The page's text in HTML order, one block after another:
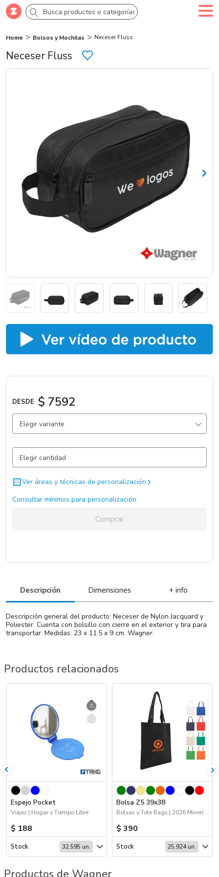
Comprar Crea tu cuenta
Categorías
Campañas
Logo 24hs
Marcas
Neceser Fluss
Home Bolsos y Mochilas Neceser Fluss
DESDE $ 7592
Elegir variante
Negro / Negro / . 467 un.
Ver áreas y técnicas de personalización
Consultar mínimos para personalización.
Comprar
Descripción Dimensiones + info
Descripción general del producto: Neceser de Nylon Jacquard y
Poliester. Cuenta con bolsillo con cierre en el exterior y tira para
transportar. Medidas: 23 x 11.5 x 9 cm. Wagner.
Productos relacionados
Espejo Pocket
Viajes | Hogar y Tiempo Libre
$ 188
Stock 32.595 un.
Bolsa Z5 39x38
Bolsas y Tote Bags | 2026 Minería | Hogar y Tiempo Libre
$ 390
Stock 25.924 un.
Productos de Wagner